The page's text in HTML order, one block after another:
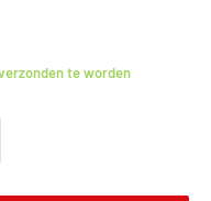
te worden